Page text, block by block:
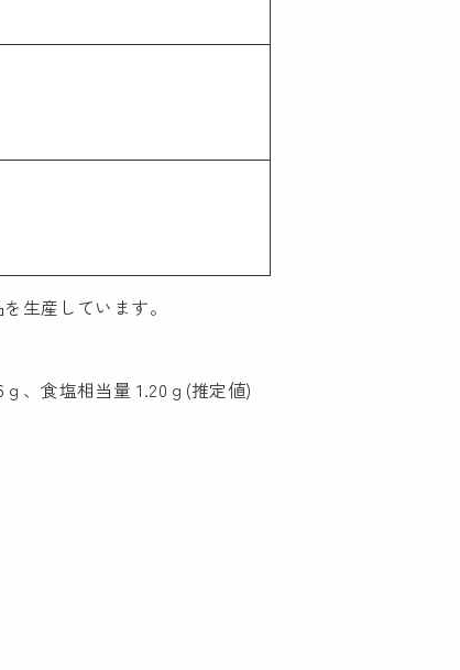
生産しています。
、食塩相当量 1.20ｇ(推定値)